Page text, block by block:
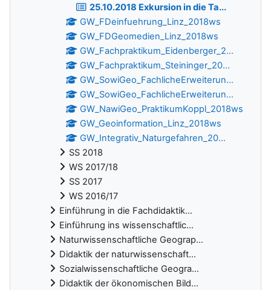
25.10.2018 Exkursion in die Ta...
GW_FDeinfuehrung_Linz_2018ws
GW_FDGeomedien_Linz_2018ws
GW_Fachpraktikum_Eidenberger_2...
GW_Fachpraktikum_Steininger_20...
GW_SowiGeo_FachlicheErweiterun...
GW_SowiGeo_FachlicheErweiterun...
GW_NawiGeo_PraktikumKoppl_2018ws
GW_Geoinformation_Linz_2018ws
GW_Integrativ_Naturgefahren_20...
SS 2018
WS 2017/18
SS 2017
WS 2016/17
Einführung in die Fachdidaktik...
Einführung ins wissenschaftlic...
Naturwissenschaftliche Geograp...
Didaktik der naturwissenschaft...
Sozialwissenschaftliche Geogra...
Didaktik der ökonomischen Bild...